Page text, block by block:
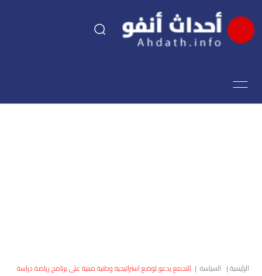
اقتصاد
العالم الرئيسية| السياسة | التجمع يدعو لوضع استراتيجية وطنية مبنية على برنامج رياضة دراسة